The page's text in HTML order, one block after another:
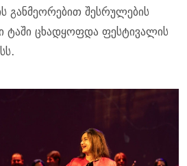
განმეორებით შესრულების
ტაში ცხადყოფდა ფესტივალის